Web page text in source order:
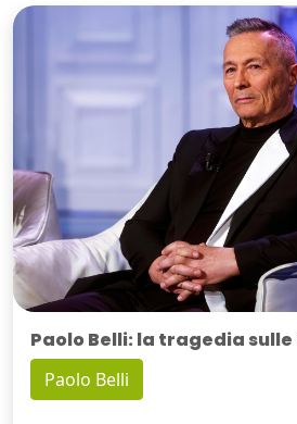
Paolo Belli: la tragedia sulle
Paolo Belli